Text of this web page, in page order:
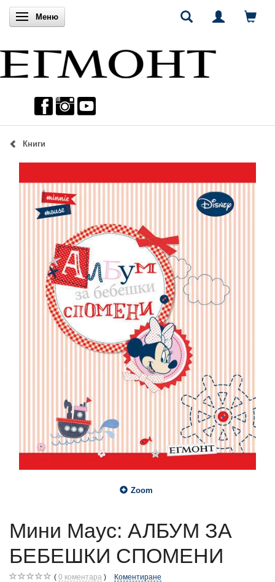
Включи навигацията
Меню
Книги
Zoom
Мини Маус: АЛБУМ ЗА
БЕБЕШКИ СПОМЕНИ
0 коментара Коментиране